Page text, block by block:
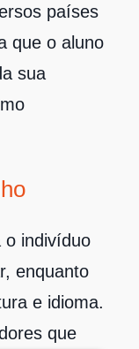
países
que o aluno
sua
o indivíduo
enquanto
e idioma.
que